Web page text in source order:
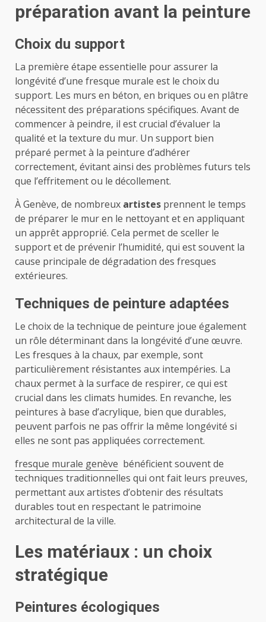
préparation avant la peinture
Choix du support
La première étape essentielle pour assurer la
longévité d’une fresque murale est le choix du
support. Les murs en béton, en briques ou en plâtre
nécessitent des préparations spécifiques. Avant de
commencer à peindre, il est crucial d’évaluer la
qualité et la texture du mur. Un support bien
préparé permet à la peinture d’adhérer
correctement, évitant ainsi des problèmes futurs tels
que l’effritement ou le décollement.
À Genève, de nombreux artistes prennent le temps
de préparer le mur en le nettoyant et en appliquant
un apprêt approprié. Cela permet de sceller le
support et de prévenir l’humidité, qui est souvent la
cause principale de dégradation des fresques
extérieures.
Techniques de peinture adaptées
Le choix de la technique de peinture joue également
un rôle déterminant dans la longévité d’une œuvre.
Les fresques à la chaux, par exemple, sont
particulièrement résistantes aux intempéries. La
chaux permet à la surface de respirer, ce qui est
crucial dans les climats humides. En revanche, les
peintures à base d’acrylique, bien que durables,
peuvent parfois ne pas offrir la même longévité si
elles ne sont pas appliquées correctement.
fresque murale genève bénéficient souvent de
techniques traditionnelles qui ont fait leurs preuves,
permettant aux artistes d’obtenir des résultats
durables tout en respectant le patrimoine
architectural de la ville.
Les matériaux : un choix
stratégique
Peintures écologiques